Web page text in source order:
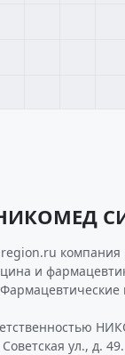
компания
и
ул., д.